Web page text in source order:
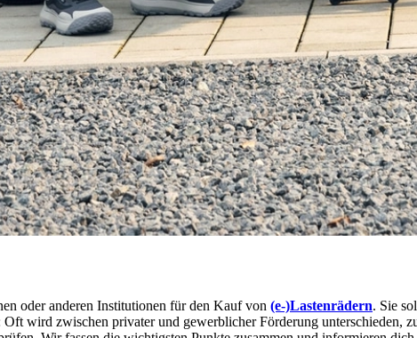
oder anderen Institutionen für den Kauf von (e-)Lastenrädern. Sie
wird zwischen privater und gewerblicher Förderung unterschieden,